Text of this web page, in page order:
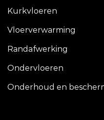
Kurkvloeren
Vloerverwarming
Randafwerking
Ondervloeren
Onderhoud en